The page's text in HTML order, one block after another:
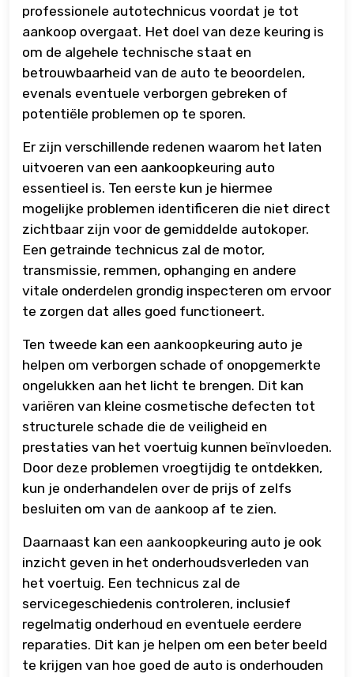
professionele autotechnicus voordat je tot
aankoop overgaat. Het doel van deze keuring is
om de algehele technische staat en
betrouwbaarheid van de auto te beoordelen,
evenals eventuele verborgen gebreken of
potentiële problemen op te sporen.
Er zijn verschillende redenen waarom het laten
uitvoeren van een aankoopkeuring auto
essentieel is. Ten eerste kun je hiermee
mogelijke problemen identificeren die niet direct
zichtbaar zijn voor de gemiddelde autokoper.
Een getrainde technicus zal de motor,
transmissie, remmen, ophanging en andere
vitale onderdelen grondig inspecteren om ervoor
te zorgen dat alles goed functioneert.
Ten tweede kan een aankoopkeuring auto je
helpen om verborgen schade of onopgemerkte
ongelukken aan het licht te brengen. Dit kan
variëren van kleine cosmetische defecten tot
structurele schade die de veiligheid en
prestaties van het voertuig kunnen beïnvloeden.
Door deze problemen vroegtijdig te ontdekken,
kun je onderhandelen over de prijs of zelfs
besluiten om van de aankoop af te zien.
Daarnaast kan een aankoopkeuring auto je ook
inzicht geven in het onderhoudsverleden van
het voertuig. Een technicus zal de
servicegeschiedenis controleren, inclusief
regelmatig onderhoud en eventuele eerdere
reparaties. Dit kan je helpen om een beter beeld
te krijgen van hoe goed de auto is onderhouden